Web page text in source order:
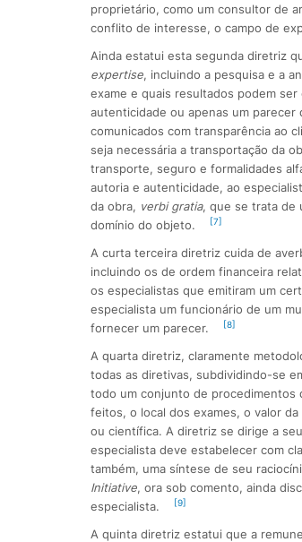
proprietário, como um consultor de
conflito de interesse, o campo de
Ainda estatui esta segunda diretriz
expertise, incluindo a pesquisa e a
exame e quais resultados podem
autenticidade ou apenas um
comunicados com transparência ao
seja necessária a transportação da
transporte, seguro e formalidades
autoria e autenticidade, ao
da obra, verbi gratia, que se trata de
domínio do objeto.
[7]
A curta terceira diretriz cuida de
incluindo os de ordem financeira
os especialistas que emitiram um
especialista um funcionário de um
fornecer um parecer.
[8]
A quarta diretriz, claramente
todas as diretivas, subdividindo-se
todo um conjunto de procedimentos
feitos, o local dos exames, o valor da
ou científica. A diretriz se dirige a
especialista deve estabelecer com
também, uma síntese de seu
Initiative, ora sob comento, ainda
especialista.
[9]
A quinta diretriz estatui que a